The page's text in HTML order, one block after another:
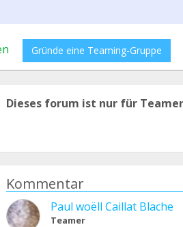
Gründe eine Teaming-Gruppe
Dieses forum ist nur für
Kommentar
Paul woëll Caillat Blache
Teamer